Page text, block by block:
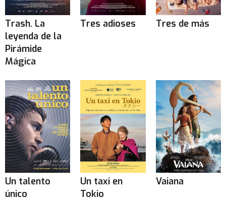
Trash. La
leyenda de la
Pirámide
Mágica
Tres adioses Tres de más
Un talento
único
Un taxi en
Tokio
Vaiana